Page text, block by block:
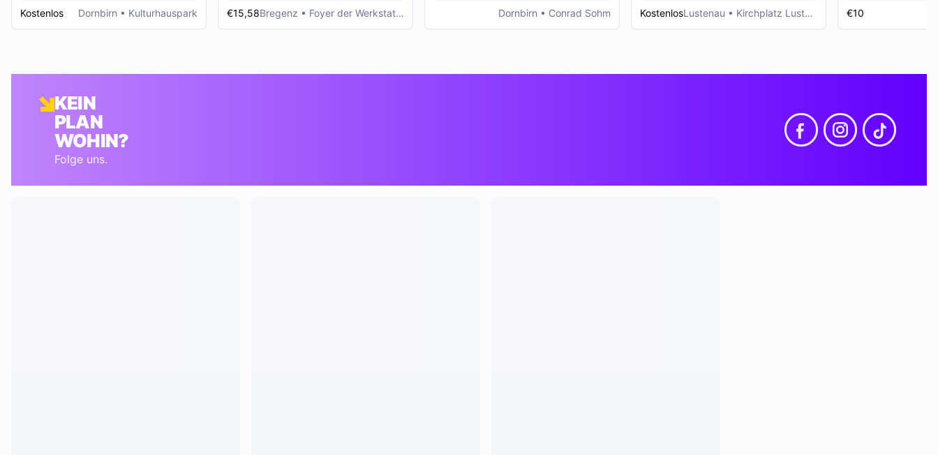
Kostenlos Dornbirn • Kulturhauspark €15,58Bregenz • Foyer der Werkstattbühne, Bregenz (AT) Dornbirn • Conrad Sohm KostenlosLustenau • Kirchplatz Lustenau €10
KEIN
PLAN
WOHIN?
Folge uns.